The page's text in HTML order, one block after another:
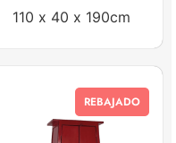
110 x 40 x 190cm
REBAJADO